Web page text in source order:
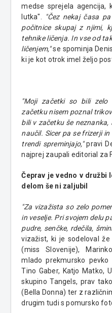
medse sprejela agencija,
lutka". "Čez nekaj časa
počitnice skupaj z njimi,
tehnike ličenja. In vse od
ličenjem,"se spominja
ki je kot otrok imel željo
"Moji začetki so bili
začetku nisem poznal
bili v začetku še
naučil. Sicer pa se frizerji
trendi spreminjajo,"pravi
najprej zaupali editorial za
Čeprav je vedno v družbi
delom še ni zaljubil
"Za vizažista so zelo
in veselje. Pri svojem delu
pudre, senčke, rdečila,
vizažist, ki je sodeloval
(miss Slovenije),
mlado prekmursko pevko
Tino Gaber, Katjo Matko,
skupino Tangels, prav
(Bella Donna) ter z
drugim tudi s pomursko